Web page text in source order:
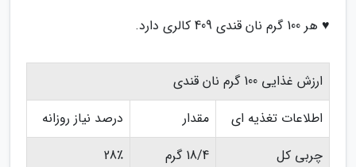
♥ هر 100 گرم نان قندی 409 کالری دارد.
ارزش غذایی 100 گرم نان قندی
اطلاعات تغذیه ای
مقدار
درصد نیاز روزانه
چربی کل
18/4 گرم
28٪